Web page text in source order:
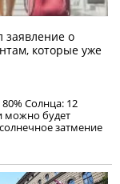
заявление о
которые уже
Солнца: 12
можно будет
затмение